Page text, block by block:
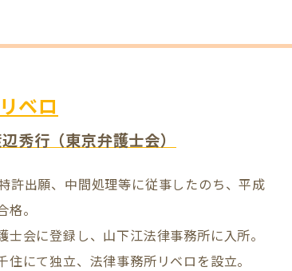
ベロ
秀行（東京弁護士会）
許出願、中間処理等に従事したのち、平成
。
士会に登録し、山下江法律事務所に入所。
住にて独立、法律事務所リベロを設立。